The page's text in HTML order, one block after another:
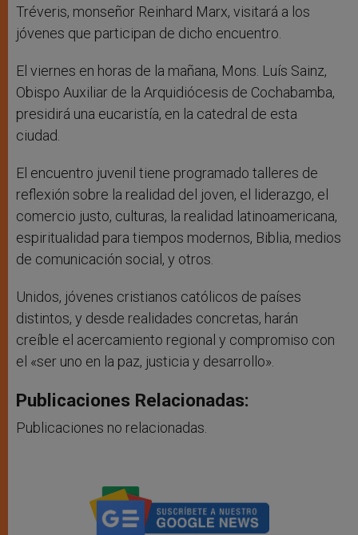
Tréveris, monseñor Reinhard Marx, visitará a los
jóvenes que participan de dicho encuentro.
El viernes en horas de la mañana, Mons. Luís Sainz,
Obispo Auxiliar de la Arquidiócesis de Cochabamba,
presidirá una eucaristía, en la catedral de esta
ciudad.
El encuentro juvenil tiene programado talleres de
reflexión sobre la realidad del joven, el liderazgo, el
comercio justo, culturas, la realidad latinoamericana,
espiritualidad para tiempos modernos, Biblia, medios
de comunicación social, y otros.
Unidos, jóvenes cristianos católicos de países
distintos, y desde realidades concretas, harán
creíble el acercamiento regional y compromiso con
el «ser uno en la paz, justicia y desarrollo».
Publicaciones Relacionadas:
Publicaciones no relacionadas.